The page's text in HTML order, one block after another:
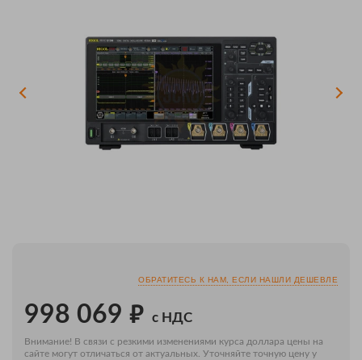
ОБРАТИТЕСЬ К НАМ, ЕСЛИ НАШЛИ ДЕШЕВЛЕ
998 069 ₽ с НДС
Внимание! В связи с резкими изменениями курса доллара цены на
сайте могут отличаться от актуальных. Уточняйте точную цену у